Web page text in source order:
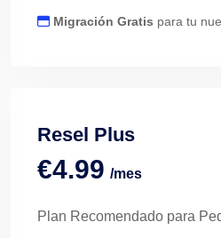
Migración Gratis para tu
Resel Plus
€4.99 /mes
Plan Recomendado para